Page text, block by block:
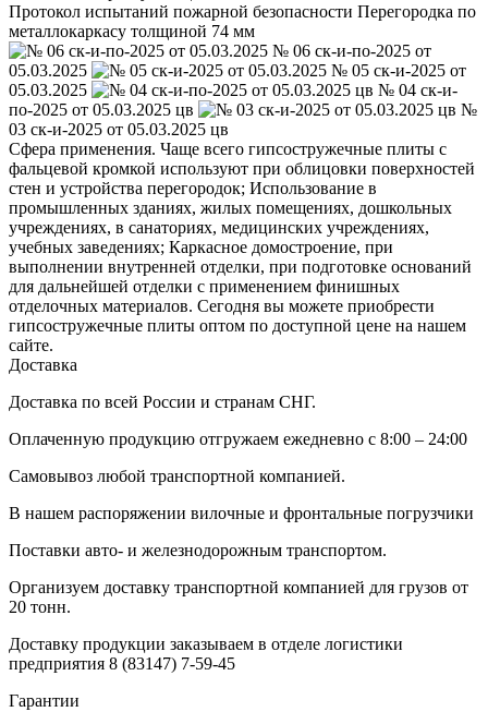
Протокол испытаний пожарной безопасности Перегородка по
металлокаркасу толщиной 74 мм
№ 06 ск-и-по-2025 от
05.03.2025
№ 05 ск-и-2025 от
05.03.2025
№ 04 ск-и-
по-2025 от 05.03.2025 цв
№
03 ск-и-2025 от 05.03.2025 цв
Сфера применения. Чаще всего гипсостружечные плиты с
фальцевой кромкой используют при облицовки поверхностей
стен и устройства перегородок; Использование в
промышленных зданиях, жилых помещениях, дошкольных
учреждениях, в санаториях, медицинских учреждениях,
учебных заведениях; Каркасное домостроение, при
выполнении внутренней отделки, при подготовке оснований
для дальнейшей отделки с применением финишных
отделочных материалов. Сегодня вы можете приобрести
гипсостружечные плиты оптом по доступной цене на нашем
сайте.
Доставка
Доставка по всей России и странам СНГ.
Оплаченную продукцию отгружаем ежедневно с 8:00 – 24:00
Самовывоз любой транспортной компанией.
В нашем распоряжении вилочные и фронтальные погрузчики
Поставки авто- и железнодорожным транспортом.
Организуем доставку транспортной компанией для грузов от
20 тонн.
Доставку продукции заказываем в отделе логистики
предприятия 8 (83147) 7-59-45
Гарантии